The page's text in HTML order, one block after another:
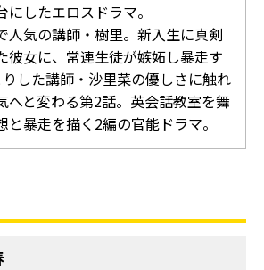
したエロスドラマ。
人気の講師・樹里。新入生に真剣
彼女に、常連生徒が嫉妬し暴走す
した講師・沙里菜の優しさに触れ
へと変わる第2話。英会話教室を舞
と暴走を描く2編の官能ドラマ。